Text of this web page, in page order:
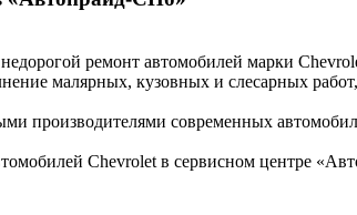
ремонт автомобилей марки
малярных, кузовных и слесарных
производителями современных
Chevrolet в сервисном центре